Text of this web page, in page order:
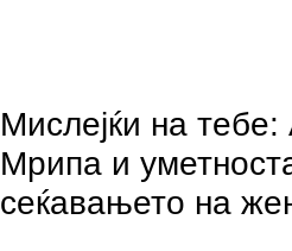
Мислејќи на
Мрипа и
сеќавањето на